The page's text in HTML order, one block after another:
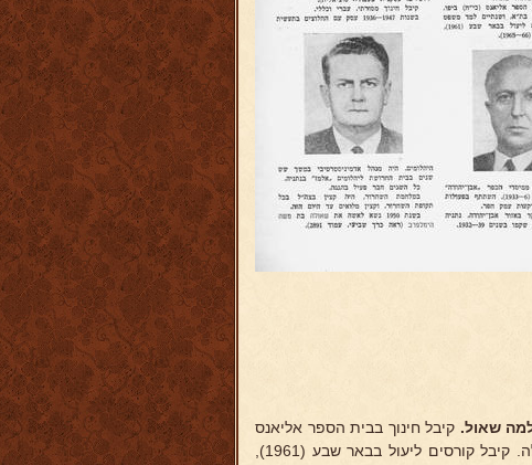
שאול. קיבל חינוך בבית הספר אליאנס
(כי"ח) ביפו, בבי"ס תיכון "גאולה" בת"א, ושנתיים למד משפט וכלכלה. קיבל קורסים ליעול בבאר שבע (1961),